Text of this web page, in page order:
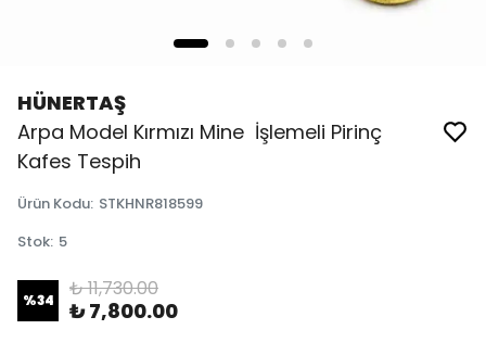
HÜNERTAŞ
Arpa Model Kırmızı Mine İşlemeli Pirinç
Kafes Tespih
Ürün Kodu: STKHNR818599
Stok: 5
%34 ₺ 11,730.00
₺ 7,800.00